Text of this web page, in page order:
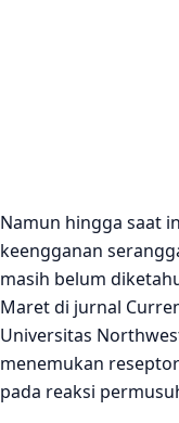
Namun hingga saat
keengganan
masih belum
Maret di jurnal
Universitas
menemukan
pada reaksi